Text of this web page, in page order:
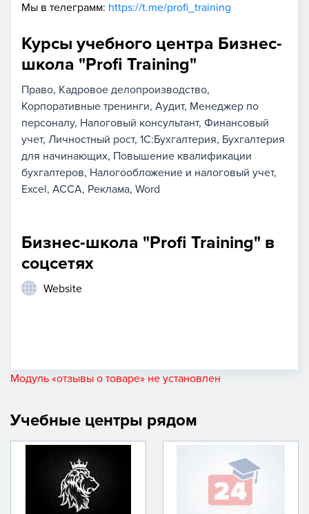
Мы в телеграмм: https://t.me/profi_training
Курсы учебного центра Бизнес-
школа "Profi Training"
Право Кадровое делопроизводство
Корпоративные тренинги Аудит Менеджер по
персоналу Налоговый консультант Финансовый
учет Личностный рост 1С:Бухгалтерия Бухгалтерия
для начинающих Повышение квалификации
бухгалтеров Налогообложение и налоговый учет
Excel ACCA Реклама Word
Бизнес-школа "Profi Training" в
соцсетях
Website
Модуль «отзывы о товаре» не установлен
Учебные центры рядом